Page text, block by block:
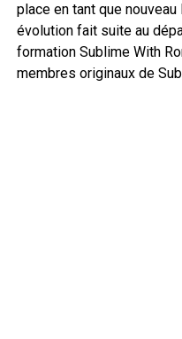
place en tant que
évolution fait suite au
formation Sublime With
membres originaux de